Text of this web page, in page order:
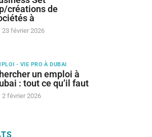
créations de
à
23 février 2026
- VIE PRO À DUBAI
un emploi à
: tout ce qu’il faut
2 février 2026